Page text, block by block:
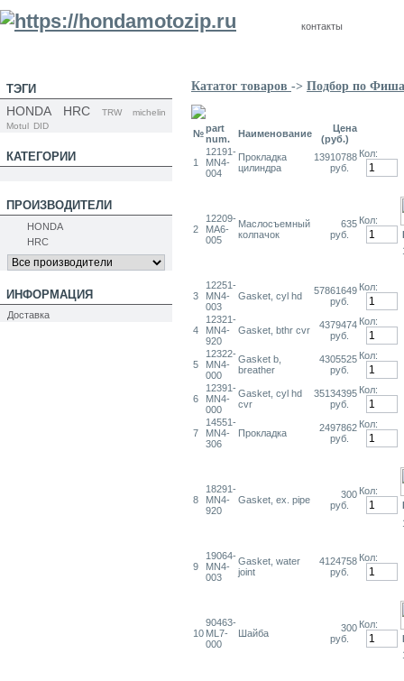
контакты
ТЭГИ
HONDA HRC TRW
michelin
Motul DID
КАТЕГОРИИ
ПРОИЗВОДИТЕЛИ
HONDA
HRC
ИНФОРМАЦИЯ
Доставка
Кататог товаров -> Подбор по
№part
num.
Наименование
Цена
(руб.)
1
12191-
MN4-
004
Прокладка
цилиндра
13910788
руб.
Кол:
2
12209-
MA6-
005
Маслосъемный
колпачок
635
руб.
Кол:
3
12251-
MN4-
003
Gasket, cyl hd
57861649
руб.
Кол:
4
12321-
MN4-
920
Gasket, bthr cvr
4379474
руб.
Кол:
5
12322-
MN4-
000
Gasket b,
breather
4305525
руб.
Кол:
6
12391-
MN4-
000
Gasket, cyl hd
cvr
35134395
руб.
Кол:
7
14551-
MN4-
306
Прокладка
2497862
руб.
Кол:
8
18291-
MN4-
920
Gasket, ex. pipe
300
руб.
Кол:
9
19064-
MN4-
003
Gasket, water
joint
4124758
руб.
Кол:
10
90463-
ML7-
000
Шайба
300
руб.
Кол: